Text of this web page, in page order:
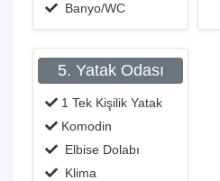
Banyo/WC
5. Yatak Odası
1 Tek Kişilik Yatak
Komodin
Elbise Dolabı
Klima